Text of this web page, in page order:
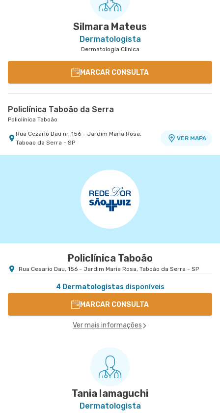
Silmara Mateus
Dermatologista
Dermatologia Clinica
MARCAR CONSULTA
Policlínica Taboão da Serra
Policlínica Taboão
Rua Cezario Dau nr. 156 - Jardim Maria Rosa,
Taboao da Serra - SP
VER MAPA
Policlínica Taboão
Rua Cesario Dau, 156 - Jardim Maria Rosa, Taboão da Serra - SP
4 Dermatologistas disponíveis
MARCAR CONSULTA
Ver mais informações
Tania Iamaguchi
Dermatologista